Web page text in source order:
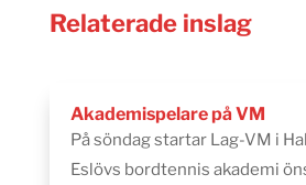
Relaterade inslag
Akademispelare på VM
På söndag startar Lag-VM i
Eslövs bordtennis akademi